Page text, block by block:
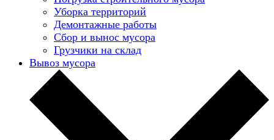
Уборка территорий
Демонтажные работы
Сбор и вынос мусора
Грузчики на склад
Вывоз мусора